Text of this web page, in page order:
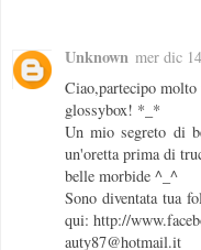
Unknown mer dic
Ciao,partecipo
glossybox! *_*
Un mio segreto di
un'oretta prima di
belle morbide ^_^
Sono diventata tua
qui: http://
auty87@hotmail.it